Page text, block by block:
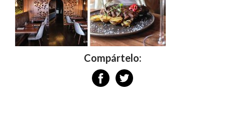
Compártelo: